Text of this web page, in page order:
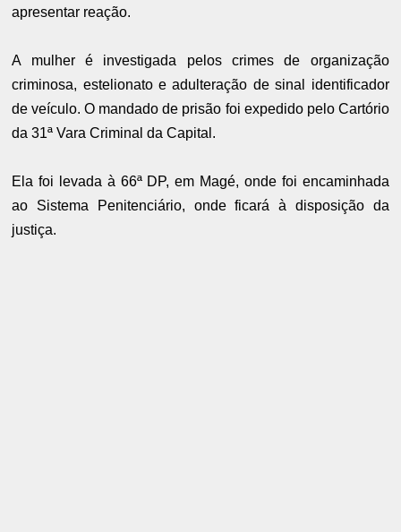
apresentar reação.
A mulher é investigada pelos crimes de organização
criminosa, estelionato e adulteração de sinal identificador
de veículo. O mandado de prisão foi expedido pelo Cartório
da 31ª Vara Criminal da Capital.
Ela foi levada à 66ª DP, em Magé, onde foi encaminhada
ao Sistema Penitenciário, onde ficará à disposição da
justiça.